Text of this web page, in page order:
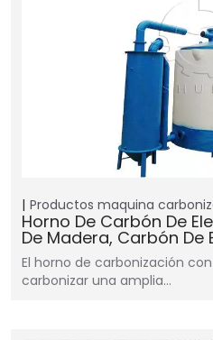
Productos maquina
Horno De Carbón De
De Madera, Carbón De
El horno de carbonización
carbonizar una amplia…